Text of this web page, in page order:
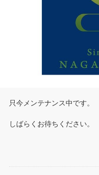
只今メンテナンス中です。
しばらくお待ちください。